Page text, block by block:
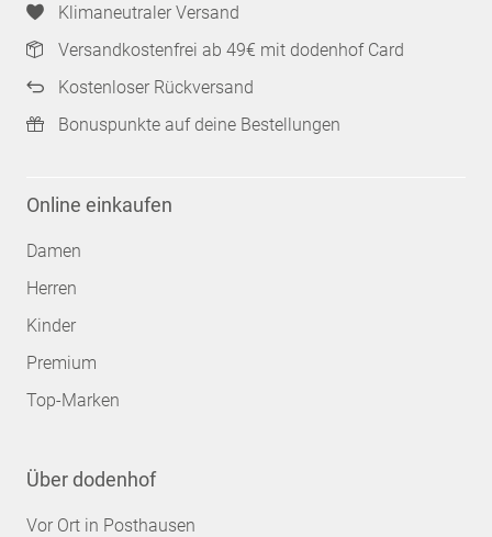
Klimaneutraler Versand
Versandkostenfrei ab 49€ mit dodenhof Card
Kostenloser Rückversand
Bonuspunkte auf deine Bestellungen
Online einkaufen
Damen
Herren
Kinder
Premium
Top-Marken
Über dodenhof
Vor Ort in Posthausen